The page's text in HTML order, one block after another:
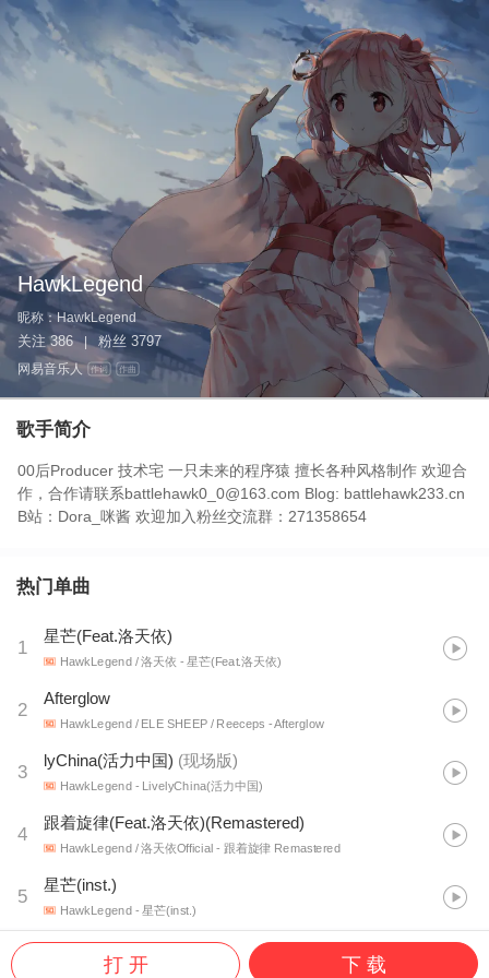
HawkLegend
昵称：HawkLegend
关注 386 | 粉丝 3797
网易音乐人 作词 作曲
歌手简介
00后Producer 技术宅 一只未来的程序猿 擅长各种风格制作 欢迎合
作，合作请联系battlehawk0_0@163.com Blog: battlehawk233.cn
B站：Dora_咪酱 欢迎加入粉丝交流群：271358654
热门单曲
1
星芒(Feat.洛天依)
HawkLegend / 洛天依 - 星芒(Feat.洛天依)
2
Afterglow
HawkLegend / ELE SHEEP / Reeceps - Afterglow
3
lyChina(活力中国) (现场版)
HawkLegend- LivelyChina(活力中国)
4
跟着旋律(Feat.洛天依)(Remastered)
HawkLegend / 洛天依Official - 跟着旋律 Remastered
5
星芒(inst.)
HawkLegend- 星芒(inst.)
打 开 下 载